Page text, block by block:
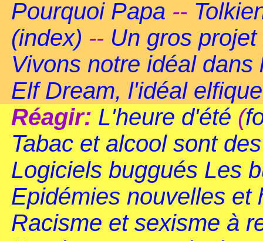
Pourquoi Papa --
(index) -- Un gros projet
Vivons notre idéal
Elf Dream, l'idéal elfique
Réagir: L'heure d'été (
Tabac et alcool sont
Logiciels buggués Les
Epidémies nouvelles et
Racisme et sexisme à